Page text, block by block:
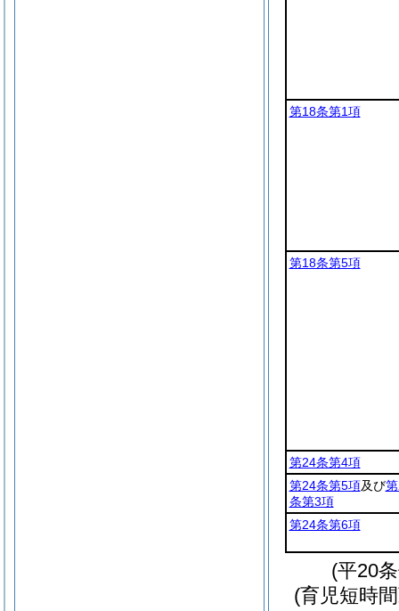
第18条第1項
第18条第5項
第24条第4項
第24条第5項及び
条第3項
第24条第6項
(平20
(育児短時